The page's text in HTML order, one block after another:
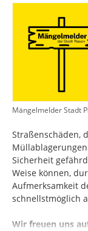
Mängelmelder Stadt
Straßenschäden,
Sicherheit
Weise können,
Aufmerksamkeit
schnellstmöglich
Wir freuen uns